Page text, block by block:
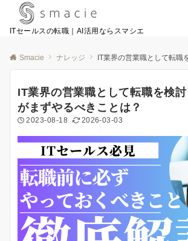
ITセールスの転職｜AI活用ならスマシエ
Smacie ナレッジ IT業界の営業職として転職を検討してい
IT業界の営業職として転職を検
がまずやるべきことは？
2023-08-18 2026-03-03